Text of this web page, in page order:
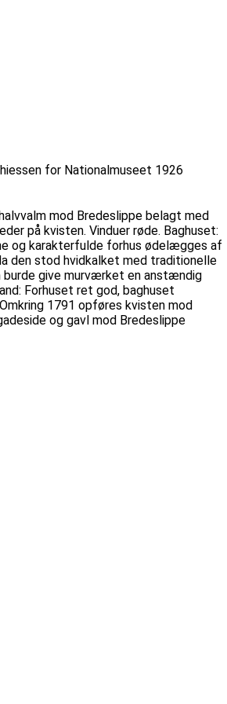
for Nationalmuseet 1926
mod Bredeslippe belagt med
på kvisten. Vinduer røde. Baghuset:
og karakterfulde forhus ødelægges af
den stod hvidkalket med traditionelle
burde give murværket en anstændig
Forhuset ret god, baghuset
1791 opføres kvisten mod
og gavl mod Bredeslippe